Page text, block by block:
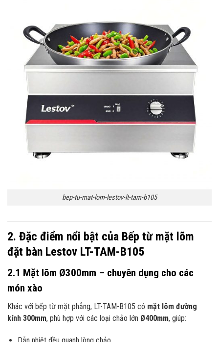
bep-tu-mat-lom-lestov-lt-tam-b105
2. Đặc điểm nổi bật của Bếp từ mặt lõm
đặt bàn Lestov LT-TAM-B105
2.1 Mặt lõm Ø300mm – chuyên dụng cho các
món xào
Khác với bếp từ mặt phẳng, LT-TAM-B105 có mặt lõm đường
kính 300mm, phù hợp với các loại chảo lớn Ø400mm, giúp: